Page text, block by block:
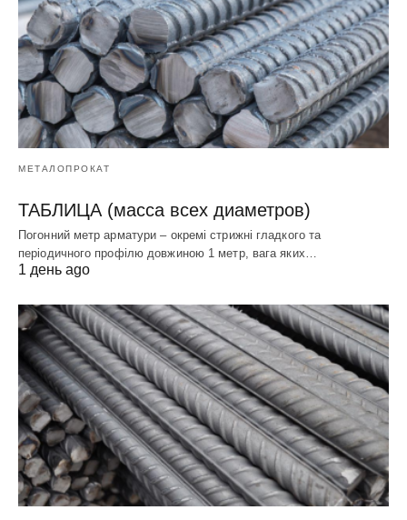
МЕТАЛОПРОКАТ
ТАБЛИЦА (масса всех диаметров)
Погонний метр арматури – окремі стрижні гладкого та
періодичного профілю довжиною 1 метр, вага яких…
1 день ago